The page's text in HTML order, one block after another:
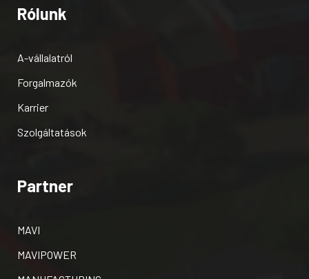
Rólunk
A-vállalatról
Forgalmazók
Karrier
Szolgáltatások
Partner
MAVI
MAVIPOWER